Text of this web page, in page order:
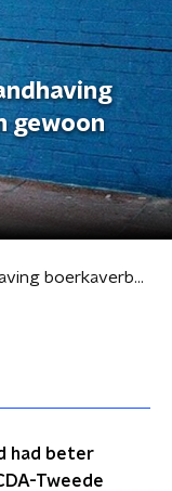
gewoon
CDA wil duidelijkere handhaving boerkaverbod: 'Dit kan gewoon niet'
had beter
Tweede